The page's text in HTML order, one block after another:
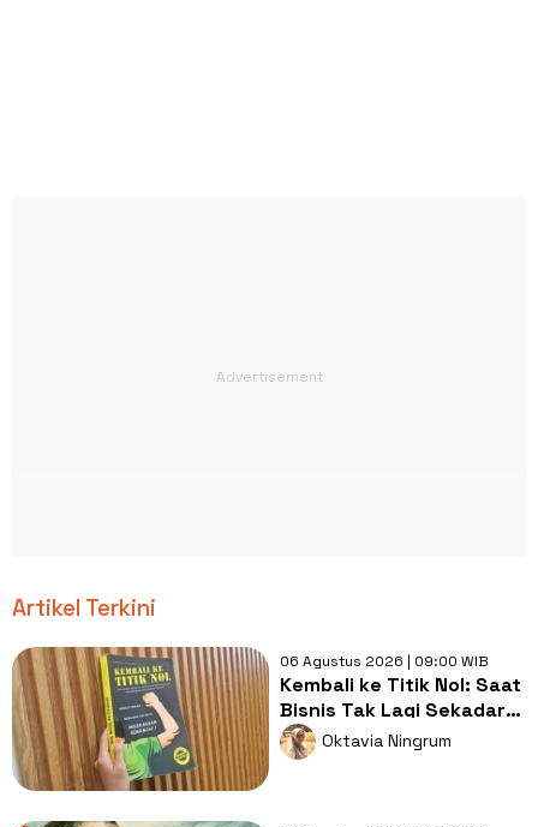
Artikel Terkini
06 Agustus 2026 | 09:00 WIB
Kembali ke Titik Nol: Saat
Bisnis Tak Lagi Sekadar
Mengejar Untung
Oktavia Ningrum